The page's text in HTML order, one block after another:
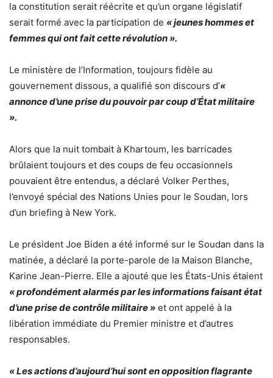
la constitution serait réécrite et qu’un organe législatif
serait formé avec la participation de « jeunes hommes et
femmes qui ont fait cette révolution ».
Le ministère de l’Information, toujours fidèle au
gouvernement dissous, a qualifié son discours d’«
annonce d’une prise du pouvoir par coup d’État militaire
».
Alors que la nuit tombait à Khartoum, les barricades
brûlaient toujours et des coups de feu occasionnels
pouvaient être entendus, a déclaré Volker Perthes,
l’envoyé spécial des Nations Unies pour le Soudan, lors
d’un briefing à New York.
Le président Joe Biden a été informé sur le Soudan dans la
matinée, a déclaré la porte-parole de la Maison Blanche,
Karine Jean-Pierre. Elle a ajouté que les États-Unis étaient
« profondément alarmés par les informations faisant état
d’une prise de contrôle militaire » et ont appelé à la
libération immédiate du Premier ministre et d’autres
responsables.
« Les actions d’aujourd’hui sont en opposition flagrante